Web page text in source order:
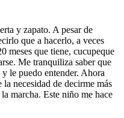
y zapato. A pesar de
que a hacerlo, a veces
meses que tiene, cucupeque
Me tranquiliza saber que
le puedo entender. Ahora
necesidad de decirme más
marcha. Este niño me hace